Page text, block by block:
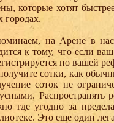
которые хотят
городах.
на Арене в
к тому, что если
по вашей
сотки, как
соток не
Распространять
где угодно за
Это еще один